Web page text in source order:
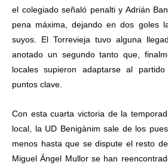
el colegiado señaló penalti y Adrián
pena máxima, dejando en dos goles
suyos. El Torrevieja tuvo alguna
anotado un segundo tanto que,
locales supieron adaptarse al
puntos clave.
Con esta cuarta victoria de la
local, la UD Benigànim sale de los
menos hasta que se dispute el resto
Miguel Ángel Mullor se han